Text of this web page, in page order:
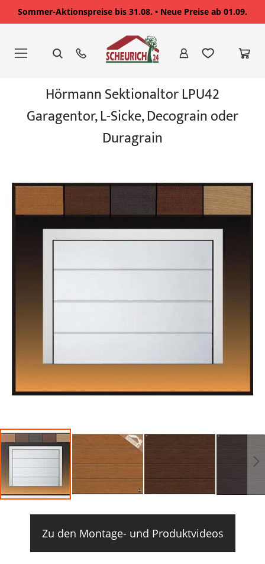
Sommer-Aktionspreise bis 31.08. • Neue Preise ab 01.09.
springen
Bildgalerie
Hörmann Sektionaltor LPU42
Garagentor, L-Sicke, Decograin oder
Duragrain
Zu den Montage- und Produktvideos